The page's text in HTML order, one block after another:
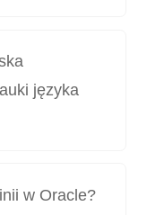
języka
w Oracle?